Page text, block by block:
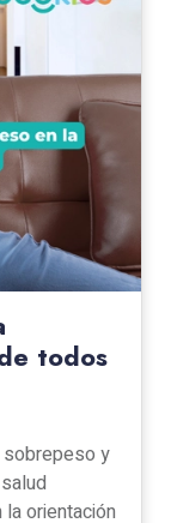
todos
sobrepeso y
orientación